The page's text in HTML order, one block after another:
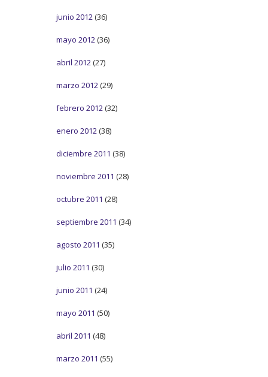
junio 2012 (36)
mayo 2012 (36)
abril 2012 (27)
marzo 2012 (29)
febrero 2012 (32)
enero 2012 (38)
diciembre 2011 (38)
noviembre 2011 (28)
octubre 2011 (28)
septiembre 2011 (34)
agosto 2011 (35)
julio 2011 (30)
junio 2011 (24)
mayo 2011 (50)
abril 2011 (48)
marzo 2011 (55)